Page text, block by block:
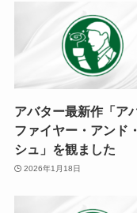
アバター最新作「ア
ファイヤー・アンド
シュ」を観ました
2026年1月18日